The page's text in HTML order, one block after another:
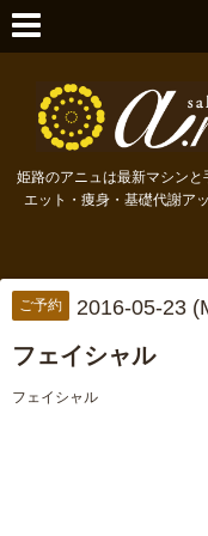
姫路のアニュは最新マシン
エット・痩身・基礎代謝ア
ご予約 2016-05-23
フェイシャル
フェイシャル